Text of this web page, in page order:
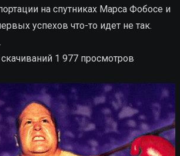
на спутниках Марса Фобосе и
успехов что-то идет не так.
1 977 просмотров